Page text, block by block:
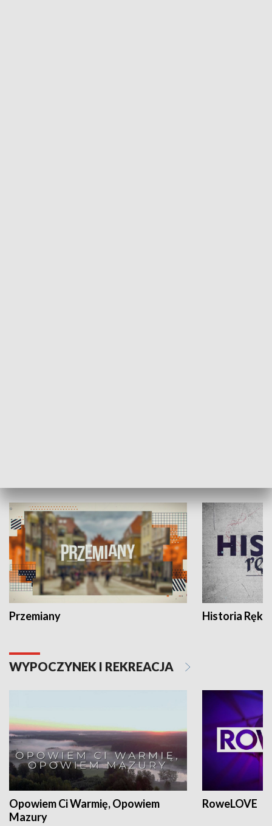
Przemiany Historia Ręką
WYPOCZYNEK I REKREACJA
Opowiem Ci Warmię, Opowiem
Mazury
RoweLOVE